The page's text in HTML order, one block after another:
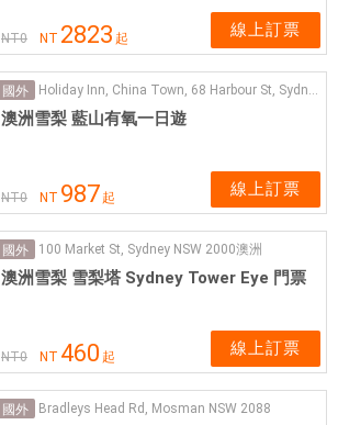
NT0 NT 2823 起 線上訂票
國外 Holiday Inn, China Town, 68 Harbour St, Sydney NSW 2000
澳洲雪梨 藍山有氧一日遊
NT0 NT 987 起 線上訂票
國外 100 Market St, Sydney NSW 2000澳洲
澳洲雪梨 雪梨塔 Sydney Tower Eye 門票
NT0 NT 460 起 線上訂票
國外 Bradleys Head Rd, Mosman NSW 2088